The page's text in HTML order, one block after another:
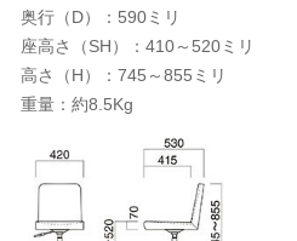
奥行（D）：590ミリ
座高さ（SH）：410～520ミリ
高さ（H）：745～855ミリ
重量：約8.5Kg